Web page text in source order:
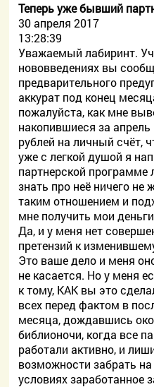
Теперь уже бывший
30 апреля 2017
13:28:39
Уважаемый лабиринт.
нововведениях вы
предварительного
аккурат под конец
пожалуйста, как мне
накопившиеся за
рублей на личный счёт,
уже с легкой душой я
партнерской программе
знать про неё ничего не
таким отношением и
мне получить мои
Да, и у меня нет
претензий к
Это ваше дело и меня
не касается. Но у меня
к тому, КАК вы это
всех перед фактом в
месяца, дождавшись
библионочи, когда все
работали активно, и
возможности забрать
условиях заработанное